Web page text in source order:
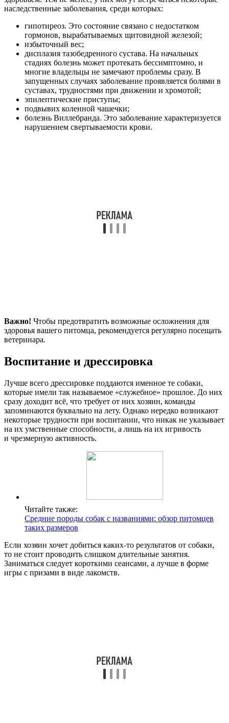
наследственные заболевания, среди которых:
гипотиреоз. Это состояние связано с недостатком
гормонов, вырабатываемых щитовидной железой;
избыточный вес;
дисплазия тазобедренного сустава. На начальных
стадиях болезнь может протекать бессимптомно, и
многие владельцы не замечают проблемы сразу. В
запущенных случаях заболевание проявляется болями в
суставах, трудностями при движении и хромотой;
эпилептические приступы;
подвывих коленной чашечки;
болезнь Виллебранда. Это заболевание характеризуется
нарушением свертываемости крови.
Важно! Чтобы предотвратить возможные осложнения для
здоровья вашего питомца, рекомендуется регулярно посещать
ветеринара.
Воспитание и дрессировка
Лучше всего дрессировке поддаются именное те собаки,
которые имели так называемое «служебное» прошлое. До них
сразу доходит всё, что требует от них хозяин, команды
запоминаются буквально на лету. Однако нередко возникают
некоторые трудности при воспитании, что никак не указывает
на их умственные способности, а лишь на их игривость
и чрезмерную активность.
Читайте также:
Средние породы собак с названиями: обзор питомцев
таких размеров
Если хозяин хочет добиться каких-то результатов от собаки,
то не стоит проводить слишком длительные занятия.
Заниматься следует короткими сеансами, а лучше в форме
игры с призами в виде лакомств.